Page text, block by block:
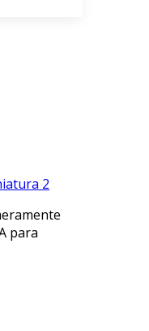
para